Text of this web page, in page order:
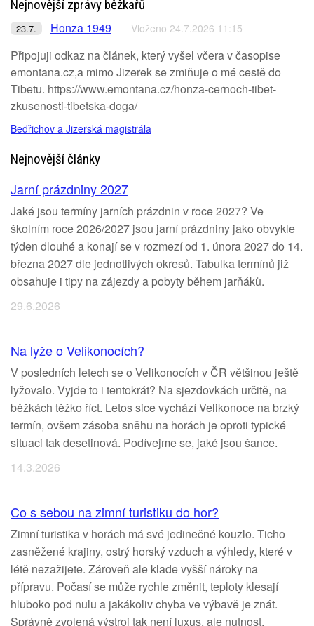
Nejnovější zprávy běžkařů
23.7. Honza 1949 Vloženo 24.7.2026 11:15
Připojuji odkaz na článek, který vyšel včera v časopise
emontana.cz,a mimo Jizerek se zmiňuje o mé cestě do
Tibetu. https://www.emontana.cz/honza-cernoch-tibet-
zkusenosti-tibetska-doga/
Bedřichov a Jizerská magistrála
Nejnovější články
Jarní prázdniny 2027
Jaké jsou termíny jarních prázdnin v roce 2027? Ve
školním roce 2026/2027 jsou jarní prázdniny jako obvykle
týden dlouhé a konají se v rozmezí od 1. února 2027 do 14.
března 2027 dle jednotlivých okresů. Tabulka termínů již
obsahuje i tipy na zájezdy a pobyty během jarňáků.
29.6.2026
Na lyže o Velikonocích?
V posledních letech se o Velikonocích v ČR většinou ještě
lyžovalo. Vyjde to i tentokrát? Na sjezdovkách určitě, na
běžkách těžko říct. Letos sice vychází Velikonoce na brzký
termín, ovšem zásoba sněhu na horách je oproti typické
situaci tak desetinová. Podívejme se, jaké jsou šance.
14.3.2026
Co s sebou na zimní turistiku do hor?
Zimní turistika v horách má své jedinečné kouzlo. Ticho
zasněžené krajiny, ostrý horský vzduch a výhledy, které v
létě nezažijete. Zároveň ale klade vyšší nároky na
přípravu. Počasí se může rychle změnit, teploty klesají
hluboko pod nulu a jakákoliv chyba ve výbavě je znát.
Správně zvolená výstroj tak není luxus, ale nutnost.